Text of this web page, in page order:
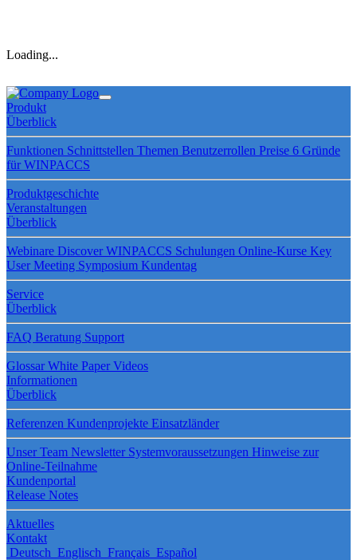
Loading...
Produkt
Überblick
Funktionen Schnittstellen Themen Benutzerrollen Preise 6 Gründe
für WINPACCS
Produktgeschichte
Veranstaltungen
Überblick
Webinare Discover WINPACCS Schulungen Online-Kurse Key
User Meeting Symposium Kundentag
Service
Überblick
FAQ Beratung Support
GlossarWhite PaperVideos
Informationen
Überblick
Referenzen Kundenprojekte Einsatzländer
Unser Team Newsletter Systemvoraussetzungen Hinweise zur
Online-Teilnahme
Kundenportal
Release Notes
Aktuelles
Kontakt
Deutsch Englisch Français Español